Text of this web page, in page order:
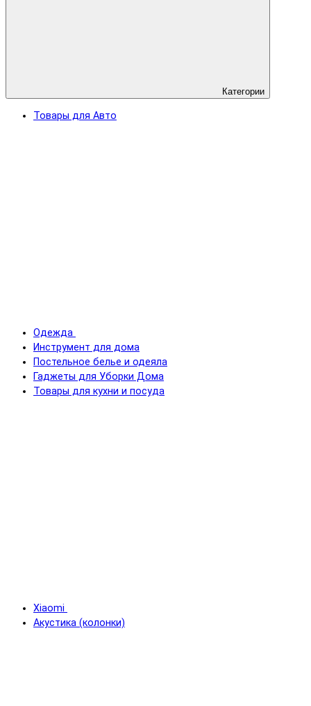
Категории
Товары для Авто
Одежда
Инструмент для дома
Постельное белье и одеяла
Гаджеты для Уборки Дома
Товары для кухни и посуда
Xiaomi
Акустика (колонки)